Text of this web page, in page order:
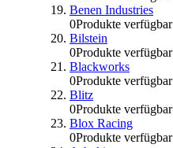
Benen Industries
0Produkte verfügbar
Bilstein
0Produkte verfügbar
Blackworks
0Produkte verfügbar
Blitz
0Produkte verfügbar
Blox Racing
0Produkte verfügbar